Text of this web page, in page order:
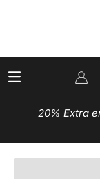
20% Extra